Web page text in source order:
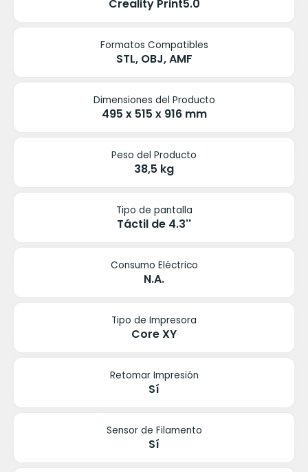
Creality Print5.0
Formatos Compatibles
STL, OBJ, AMF
Dimensiones del Producto
495 x 515 x 916 mm
Peso del Producto
38,5 kg
Tipo de pantalla
Táctil de 4.3''
Consumo Eléctrico
N.A.
Tipo de Impresora
Core XY
Retomar Impresión
Sí
Sensor de Filamento
Sí